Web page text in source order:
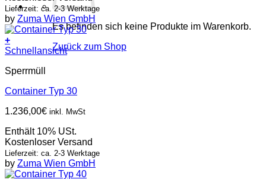
Es befinden sich keine Produkte im Warenkorb.
Zurück zum Shop
Lieferzeit: ca. 2-3 Werktage
by Zuma Wien GmbH
+
Schnellansicht
Sperrmüll
Container Typ 30
1.236,00€ inkl. MwSt
Enthält 10% USt.
Kostenloser Versand
Lieferzeit: ca. 2-3 Werktage
by Zuma Wien GmbH